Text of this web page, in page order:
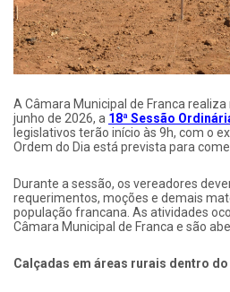
A Câmara Municipal de Franca
junho de 2026, a 18ª Sessão
legislativos terão início às 9h, com o
Ordem do Dia está prevista para
Durante a sessão, os vereadores
requerimentos, moções e demais
população francana. As atividades
Câmara Municipal de Franca e são
Calçadas em áreas rurais dentro